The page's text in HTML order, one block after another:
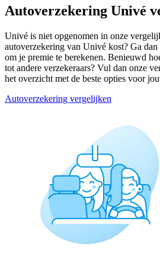
Autoverzekering Univé
Univé is niet opgenomen in onze
autoverzekering van Univé kost? Ga
om je premie te berekenen. Benieuwd
tot andere verzekeraars? Vul dan onze
het overzicht met de beste opties voor
Autoverzekering vergelijken